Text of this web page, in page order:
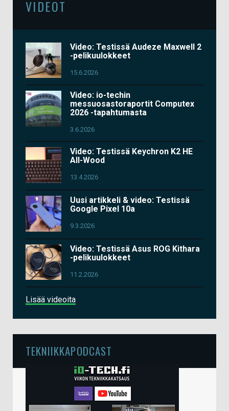
VIDEOT
Video: Testissä Audeze Maxwell 2
-pelikuulokkeet
15.6.2026
Video: io-techin
messuosastoraportit Computex
2026 -tapahtumasta
3.6.2026
Video: Testissä Keychron K2 HE
All-Wood
13.4.2026
Uusi artikkeli & video: Testissä
Google Pixel 10a
9.3.2026
Video: Testissä Asus ROG Kithara
-pelikuulokkeet
11.2.2026
Lisää videoita
TEKNIIKKAPODCAST